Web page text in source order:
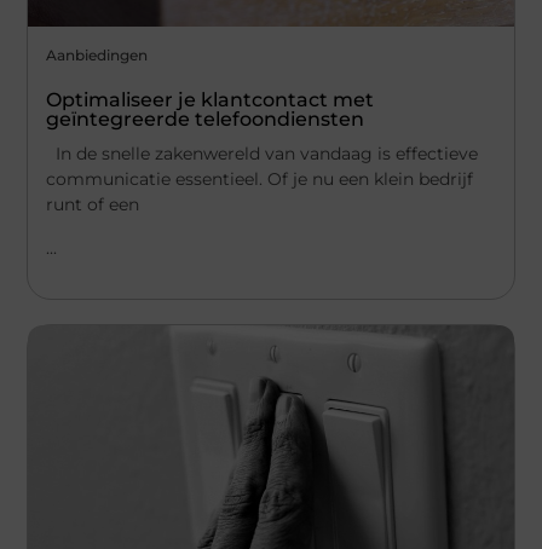
Aanbiedingen
Optimaliseer je klantcontact met
geïntegreerde telefoondiensten
In de snelle zakenwereld van vandaag is effectieve
communicatie essentieel. Of je nu een klein bedrijf
runt of een
...